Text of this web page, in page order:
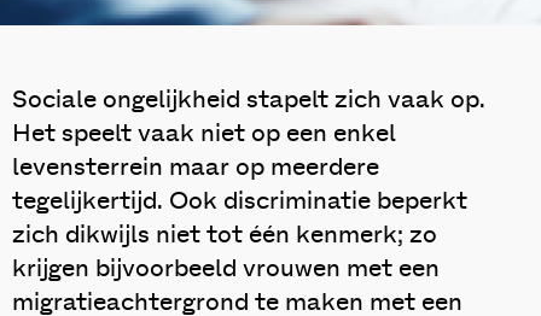
Sociale ongelijkheid stapelt zich vaak op.
Het speelt vaak niet op een enkel
levensterrein maar op meerdere
tegelijkertijd. Ook discriminatie beperkt
zich dikwijls niet tot één kenmerk; zo
krijgen bijvoorbeeld vrouwen met een
migratieachtergrond te maken met een